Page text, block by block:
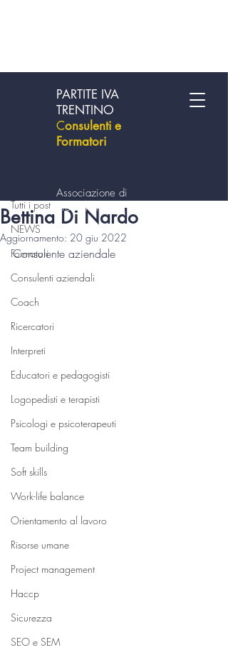
PARTITE IVA
TRENTINO
Consulenti e
Formatori
Associazione di
professionisti
Tutti i post
NEWS
Formatori
Consulenti aziendali
Coach
Ricercatori
Interpreti
Educatori e pedagogisti
Logopedisti e terapisti
Psicologi e psicoterapeuti
Team building
Soft skills
Work-life balance
Orientamento al lavoro
Risorse umane
Project management
Haccp
Sicurezza
SEO e SEM
Bettina Di Nardo
Aggiornamento: 20 giu 2022
Consulente aziendale